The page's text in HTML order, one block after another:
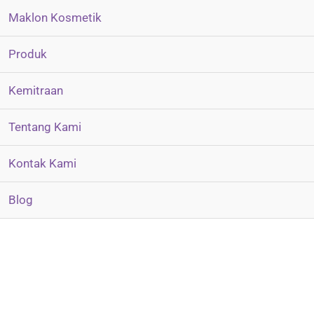
Maklon Kosmetik
Produk
Kemitraan
Tentang Kami
Kontak Kami
Blog